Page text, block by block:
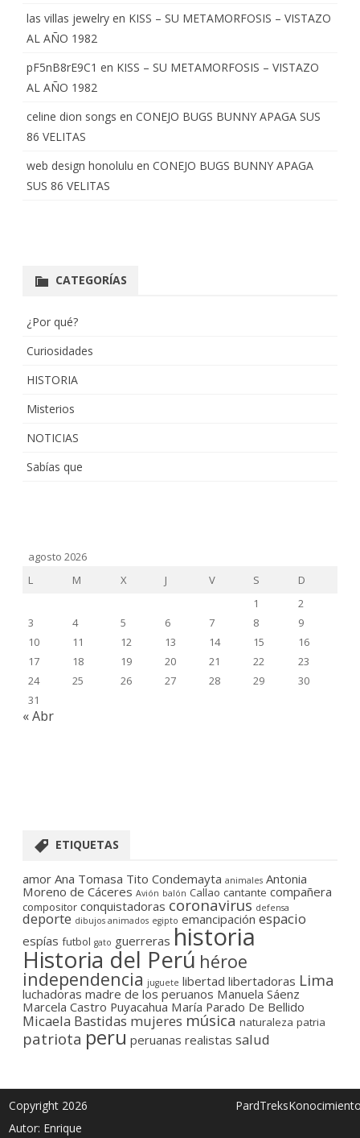
las villas jewelry en KISS – SU METAMORFOSIS – VISTAZO
AL AÑO 1982
pF5nB8rE9C1 en KISS – SU METAMORFOSIS – VISTAZO
AL AÑO 1982
celine dion songs en CONEJO BUGS BUNNY APAGA SUS
86 VELITAS
web design honolulu en CONEJO BUGS BUNNY APAGA
SUS 86 VELITAS
CATEGORÍAS
¿Por qué?
Curiosidades
HISTORIA
Misterios
NOTICIAS
Sabías que
agosto 2026
L
M X J V S
D
1
2
3
4 5 6 7 8
9
10
11 12 13 14 15
16
17
18 19 20 21 22
23
24
25 26 27 28 29
30
31
« Abr
ETIQUETAS
amor Ana Tomasa Tito Condemayta animales Antonia
Moreno de Cáceres Avión balón Callao cantante compañera
compositor conquistadoras coronavirus defensa
deporte dibujos animados egipto emancipación espacio
espías futbol gato guerreras historia
Historia del Perú héroe
independencia juguete libertad libertadoras Lima
luchadoras madre de los peruanos Manuela Sáenz
Marcela Castro Puyacahua María Parado De Bellido
Micaela Bastidas mujeres música naturaleza patria
patriota peru peruanas realistas salud
Copyright 2026
Autor: Enrique